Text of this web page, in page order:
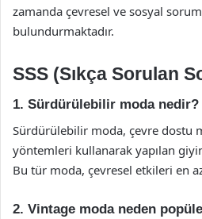
zamanda çevresel ve sosyal
bulundurmaktadır.
SSS (Sıkça Sorulan
1. Sürdürülebilir moda nedir?
Sürdürülebilir moda, çevre dostu
yöntemleri kullanarak yapılan
Bu tür moda, çevresel etkileri en
2. Vintage moda neden